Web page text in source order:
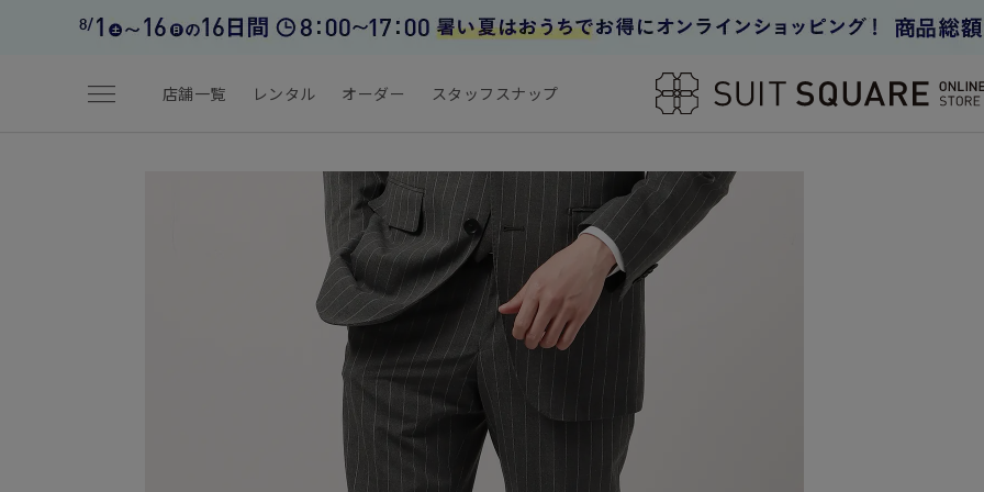
menu 店舗一覧 レンタル オーダー スタッフスナップ